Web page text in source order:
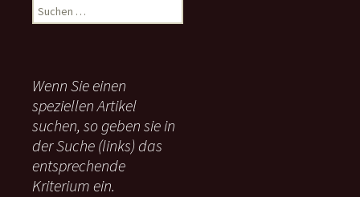
u
n
n
a
c
:
Wenn Sie einen
speziellen Artikel
suchen, so geben sie in
der Suche (links) das
entsprechende
Kriterium ein.